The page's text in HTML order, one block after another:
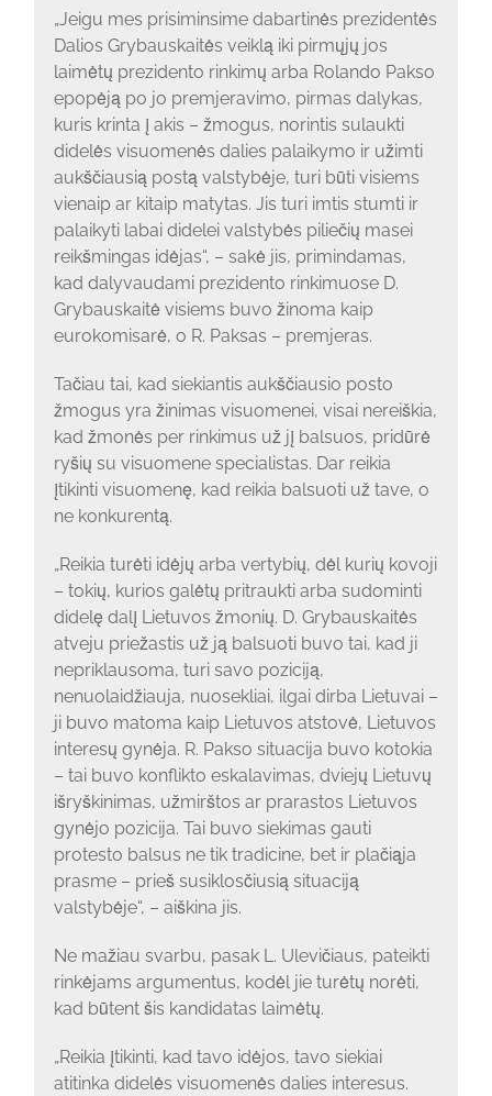
„Jeigu mes prisiminsime dabartinės prezidentės
Dalios Grybauskaitės veiklą iki pirmųjų jos
laimėtų prezidento rinkimų arba Rolando Pakso
epopėją po jo premjeravimo, pirmas dalykas,
kuris krinta į akis – žmogus, norintis sulaukti
didelės visuomenės dalies palaikymo ir užimti
aukščiausią postą valstybėje, turi būti visiems
vienaip ar kitaip matytas. Jis turi imtis stumti ir
palaikyti labai didelei valstybės piliečių masei
reikšmingas idėjas“, – sakė jis, primindamas,
kad dalyvaudami prezidento rinkimuose D.
Grybauskaitė visiems buvo žinoma kaip
eurokomisarė, o R. Paksas – premjeras.
Tačiau tai, kad siekiantis aukščiausio posto
žmogus yra žinimas visuomenei, visai nereiškia,
kad žmonės per rinkimus už jį balsuos, pridūrė
ryšių su visuomene specialistas. Dar reikia
įtikinti visuomenę, kad reikia balsuoti už tave, o
ne konkurentą.
„Reikia turėti idėjų arba vertybių, dėl kurių kovoji
– tokių, kurios galėtų pritraukti arba sudominti
didelę dalį Lietuvos žmonių. D. Grybauskaitės
atveju priežastis už ją balsuoti buvo tai, kad ji
nepriklausoma, turi savo poziciją,
nenuolaidžiauja, nuosekliai, ilgai dirba Lietuvai –
ji buvo matoma kaip Lietuvos atstovė, Lietuvos
interesų gynėja. R. Pakso situacija buvo kotokia
– tai buvo konflikto eskalavimas, dviejų Lietuvų
išryškinimas, užmirštos ar prarastos Lietuvos
gynėjo pozicija. Tai buvo siekimas gauti
protesto balsus ne tik tradicine, bet ir plačiąja
prasme – prieš susiklosčiusią situaciją
valstybėje“, – aiškina jis.
Ne mažiau svarbu, pasak L. Ulevičiaus, pateikti
rinkėjams argumentus, kodėl jie turėtų norėti,
kad būtent šis kandidatas laimėtų.
„Reikia įtikinti, kad tavo idėjos, tavo siekiai
atitinka didelės visuomenės dalies interesus.